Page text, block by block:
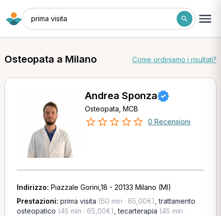
prima visita
Osteopata a Milano Come ordiniamo i risultati?
Andrea Sponza
Osteopata, MCB
0 Recensioni
Indirizzo: Piazzale Gorini,18 - 20133 Milano (MI)
Prestazioni: prima visita (60 min · 65,00€) ,trattamento
osteopatico (45 min · 65,00€) ,tecarterapia (45 min ·